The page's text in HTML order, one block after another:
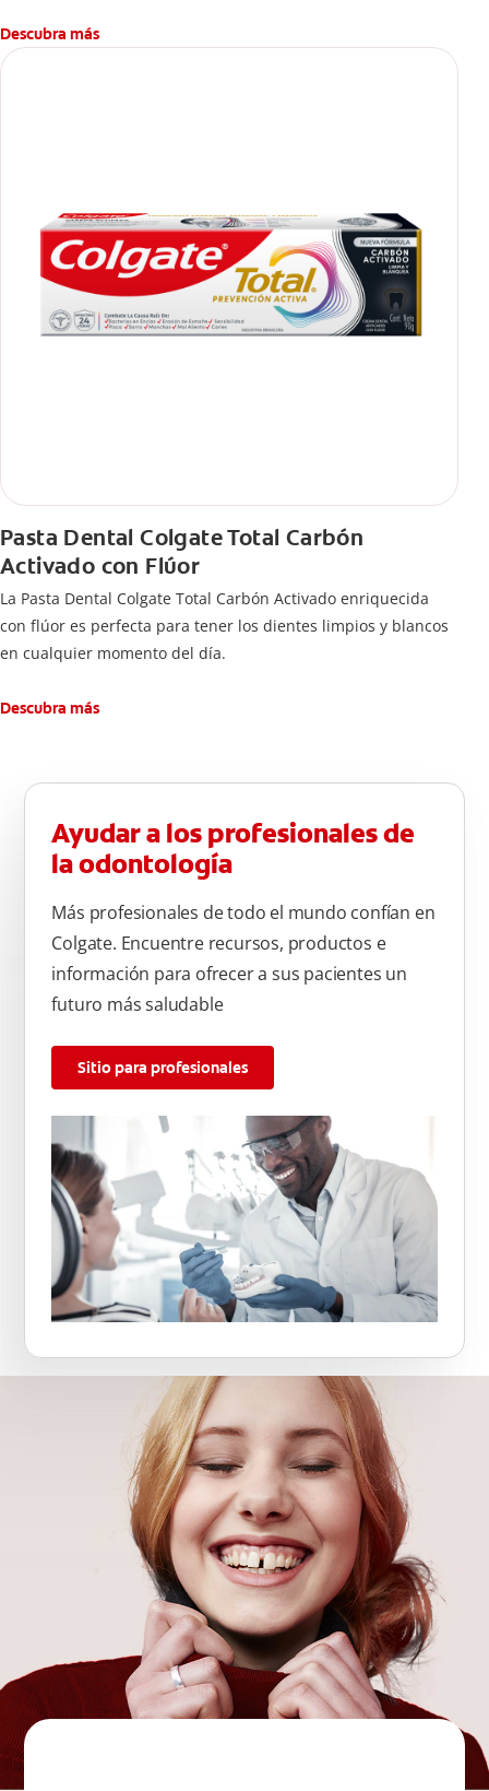
Descubra más
Pasta Dental Colgate Total Carbón
Activado con Flúor
La Pasta Dental Colgate Total Carbón Activado enriquecida
con flúor es perfecta para tener los dientes limpios y blancos
en cualquier momento del día.
Descubra más
Ayudar a los profesionales de
la odontología
Más profesionales de todo el mundo confían en
Colgate. Encuentre recursos, productos e
información para ofrecer a sus pacientes un
futuro más saludable
Sitio para profesionales